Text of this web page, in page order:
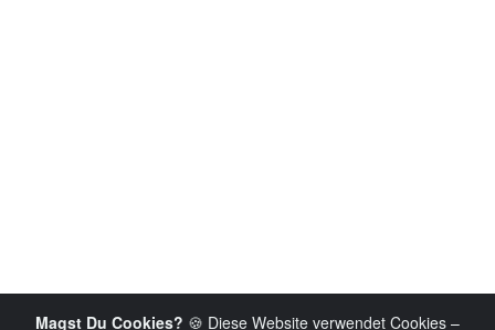
Magst Du Cookies? 🍪 Diese Website verwendet Cookies –